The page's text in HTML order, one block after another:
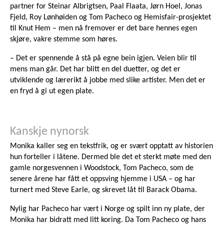
partner for Steinar Albrigtsen, Paal Flaata, Jørn Hoel, Jonas
Fjeld, Roy Lønhøiden og Tom Pacheco og Hemisfair-prosjektet
til Knut Hem – men nå fremover er det bare hennes egen
skjøre, vakre stemme som høres.
– Det er spennende å stå på egne bein igjen. Veien blir til
mens man går. Det har blitt en del duetter, og det er
utviklende og lærerikt å jobbe med slike artister. Men det er
en fryd å gi ut egen plate.
Kanskje nynorsk
Monika kaller seg en tekstfrik, og er svært opptatt av historien
hun forteller i låtene. Dermed ble det et sterkt møte med den
gamle norgesvennen i Woodstock, Tom Pacheco, som de
senere årene har fått et oppsving hjemme i USA – og har
turnert med Steve Earle, og skrevet låt til Barack Obama.
Nylig har Pacheco har vært i Norge og spilt inn ny plate, der
Monika har bidratt med litt koring. Da Tom Pacheco og hans